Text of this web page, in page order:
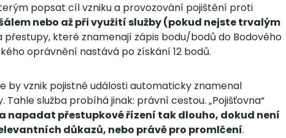
popsat cíl vzniku a provozování pojištění proti
nebo až při využití služby (pokud nejste trvalým
přestupy, které znamenají zápis bodu/bodů do Bodového
oprávnění nastává po získání 12 bodů.
by vznik pojistné události automaticky znamenal
služba probíhá jinak: právní cestou. „Pojišťovna“
napadat přestupkové řízení tak dlouho, dokud není
důkazů, nebo právě pro promlčení.